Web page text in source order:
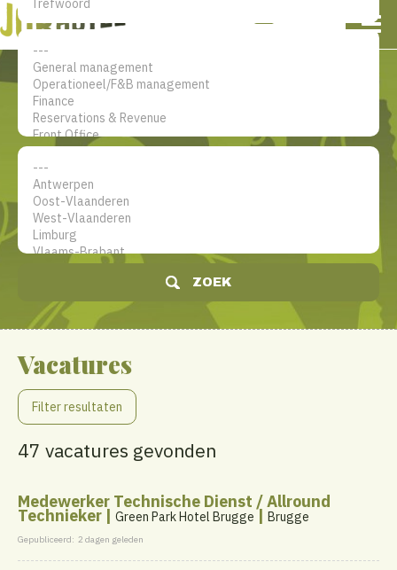
De jobsite voor hotel
professionals
ZOEK
Vacatures
Filter resultaten
47 vacatures gevonden
Medewerker Technische Dienst / Allround
Technieker | Green Park Hotel Brugge| Brugge
Gepubliceerd: 2 dagen geleden